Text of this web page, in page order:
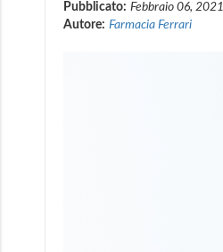
Pubblicato: Febbraio 06, 2021
Autore: Farmacia Ferrari